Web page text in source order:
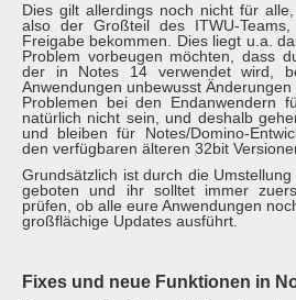
Dies gilt allerdings noch nicht für
also der Großteil des ITWU-
Freigabe bekommen. Dies liegt u.a.
Problem vorbeugen möchten, dass
der in Notes 14 verwendet wird,
Anwendungen unbewusst
Problemen bei den Endanwendern
natürlich nicht sein, und deshalb
und bleiben für Notes/Domino-
den verfügbaren älteren 32bit
Grundsätzlich ist durch die
geboten und ihr solltet immer
prüfen, ob alle eure Anwendungen
großflächige Updates ausführt.
Fixes und neue Funktionen in